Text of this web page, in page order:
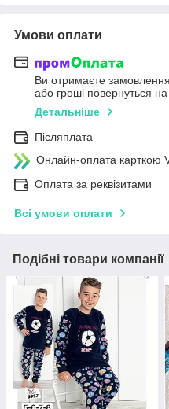
Умови оплати
Ви отримаєте замовлення
або гроші повернуться
Детальніше
Післяплата
Онлайн-оплата карткою
Оплата за реквізитами
Всі умови оплати
Подібні товари компанії